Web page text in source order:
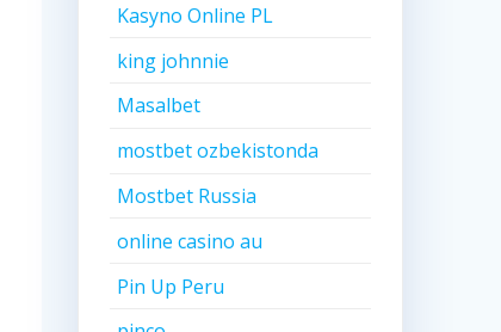
Kasyno Online PL
king johnnie
Masalbet
mostbet ozbekistonda
Mostbet Russia
online casino au
Pin Up Peru